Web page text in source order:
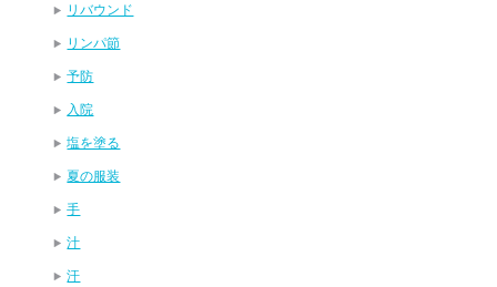
リバウンド
リンパ節
予防
入院
塩を塗る
夏の服装
手
汁
汗